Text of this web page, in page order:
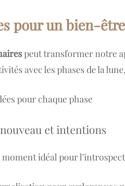
pour un bien-
peut transformer notre
avec les phases de la
pour chaque phase
et intentions
idéal pour